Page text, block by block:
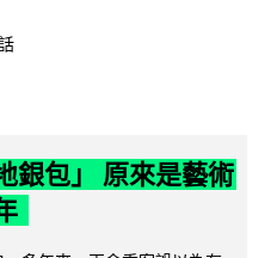
銀包」 原來是藝術